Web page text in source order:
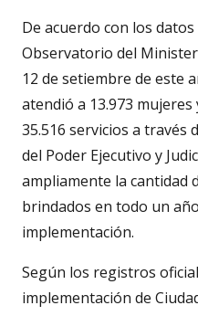
De acuerdo con los
Observatorio del
12 de setiembre de este
atendió a 13.973
35.516 servicios a través
del Poder Ejecutivo y
ampliamente la cantidad
brindados en todo un
implementación.
Según los registros
implementación de